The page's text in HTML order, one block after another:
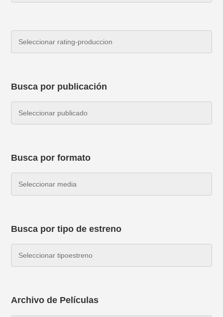
Busca por publicación
Busca por formato
Busca por tipo de estreno
Archivo de Películas